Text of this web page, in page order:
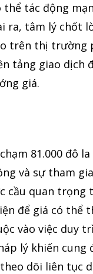
tác động
ra, tâm lý chốt
trên thị trường
tảng giao dịch
giá.
81.000 đô
và sự tham
cầu quan
để giá có thể
vào việc duy
lý khiến
dõi liên tục